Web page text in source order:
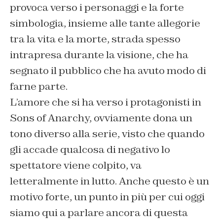
provoca verso i personaggi e la forte
simbologia, insieme alle tante allegorie
tra la vita e la morte, strada spesso
intrapresa durante la visione, che ha
segnato il pubblico che ha avuto modo di
farne parte.
L’amore che si ha verso i protagonisti in
Sons of Anarchy, ovviamente dona un
tono diverso alla serie, visto che quando
gli accade qualcosa di negativo lo
spettatore viene colpito, va
letteralmente in lutto. Anche questo è un
motivo forte, un punto in più per cui oggi
siamo qui a parlare ancora di questa